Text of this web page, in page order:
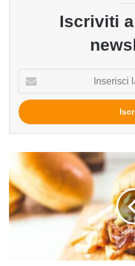
Iscriviti
tua
mail
Sfiziosi
duetti:
pulled
chicken
e
Märzen